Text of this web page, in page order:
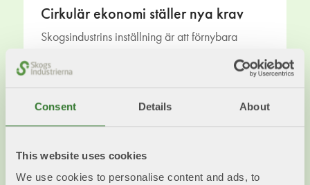
Consent Details About
This website uses cookies
We use cookies to personalise content and ads, to
Cirkulär ekonomi ställer nya krav
Skogsindustrins inställning är att förnybara
produkter bör användas i större utsträckning än
idag samtidigt som fossila råvaror fasas ut.
Läs mer